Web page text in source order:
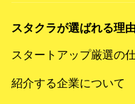
スタクラが選ばれる理由
スタートアップ厳選の
紹介する企業について